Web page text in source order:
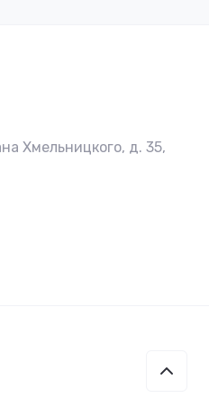
Хмельницкого, д. 35,